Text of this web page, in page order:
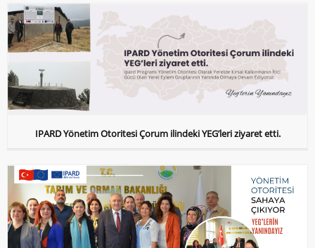
IPARD Yönetim Otoritesi Çorum ilindeki YEG’leri ziyaret etti.